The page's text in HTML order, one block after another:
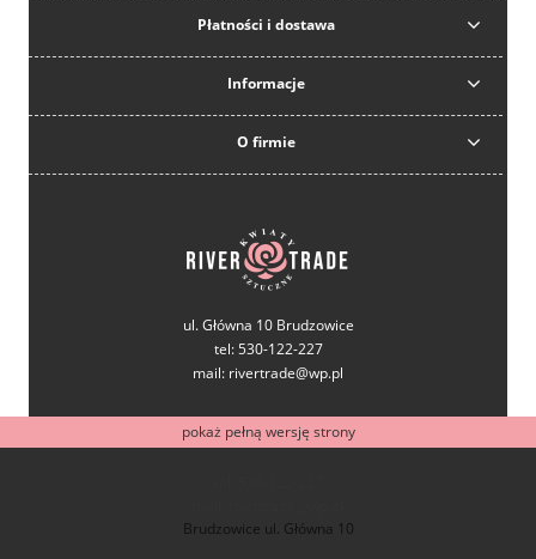
Płatności i dostawa
Informacje
O firmie
ul. Główna 10 Brudzowice
tel: 530-122-227
mail: rivertrade@wp.pl
pokaż pełną wersję strony
Brudzowice ul. Główna 10